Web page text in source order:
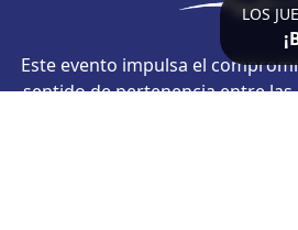
Este evento impulsa el
sentido de pertenencia entre las
LOS